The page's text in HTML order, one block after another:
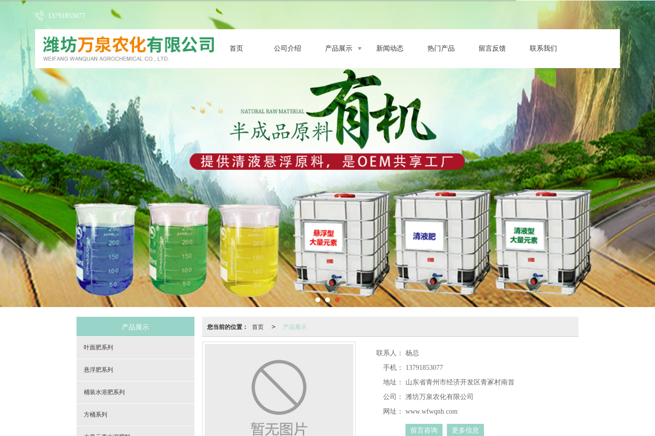
13791853077
首页 公司介绍 产品展示 新闻动态 热门产品 留言反馈 联系我们
您当前的位置： 首页 > 产品展示
联系人：
杨总
手机：
13791853077
地址：
山东省青州市经济开发区青冢村南首
公司：
潍坊万泉农化有限公司
网址：
www.wfwqnh.com
留言咨询 更多信息
产品展示
叶面肥系列
悬浮肥系列
桶装水溶肥系列
方桶系列